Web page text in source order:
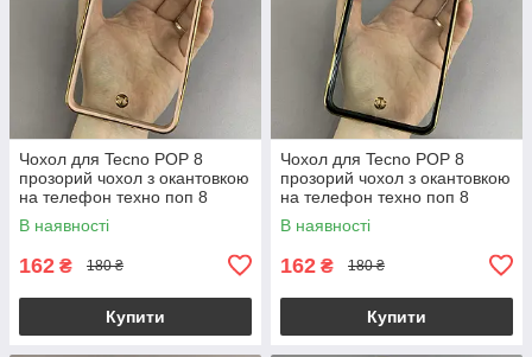
Чохол для Tecno POP 8
прозорий чохол з окантовкою
на телефон техно поп 8
пудровий l9j
В наявності
162 ₴ 180 ₴
Купити
Чохол для Tecno POP 8
прозорий чохол з окантовкою
на телефон техно поп 8
чорний l9j
В наявності
162 ₴ 180 ₴
Купити